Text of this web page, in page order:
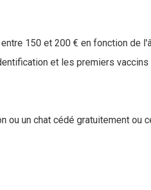
150 et 200 € en fonction de
et les premiers
ou un chat cédé gratuitement ou